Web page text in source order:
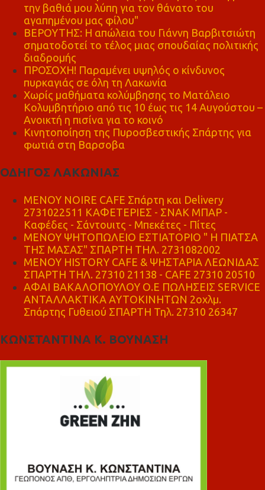
την βαθιά μου λύπη για τον θάνατο του
αγαπημένου μας φίλου"
ΒΕΡΟΥΤΗΣ: Η απώλεια του Γιάννη Βαρβιτσιώτη
σηματοδοτεί το τέλος μιας σπουδαίας πολιτικής
διαδρομής
ΠΡΟΣΟΧΗ! Παραμένει υψηλός ο κίνδυνος
πυρκαγιάς σε όλη τη Λακωνία
Χωρίς μαθήματα κολύμβησης το Ματάλειο
Κολυμβητήριο από τις 10 έως τις 14 Αυγούστου –
Ανοικτή η πισίνα για το κοινό
Κινητοποίηση της Πυροσβεστικής Σπάρτης για
φωτιά στη Βαρσοβα
ΟΔΗΓΟΣ ΛΑΚΩΝΙΑΣ
MENOY NOIRE CAFE Σπάρτη και Delivery
2731022511 ΚΑΦΕΤΕΡΙΕΣ - ΣΝΑΚ ΜΠΑΡ -
Καφέδες - Σάντουιτς - Μπεκέτες - Πίτες
ΜΕΝΟΥ ΨΗΤΟΠΩΛΕΙΟ ΕΣΤΙΑΤΟΡΙΟ " Η ΠΙΑΤΣΑ
ΤΗΣ ΜΑΣΑΣ" ΣΠΑΡΤΗ ΤΗΛ. 2731082002
ΜΕΝΟΥ HISTORY CAFE & ΨΗΣΤΑΡΙΑ ΛΕΩΝΙΔΑΣ
ΣΠΑΡΤΗ ΤΗΛ. 27310 21138 - CAFE 27310 20510
ΑΦΑΙ ΒΑΚΑΛΟΠΟΥΛΟΥ Ο.Ε ΠΩΛΗΣΕΙΣ SERVICE
ΑΝΤΑΛΛΑΚΤΙΚΑ ΑΥΤΟΚΙΝΗΤΩΝ 2οχλμ.
Σπάρτης Γυθειού ΣΠΑΡΤΗ Τηλ. 27310 26347
ΚΩΝΣΤΑΝΤΙΝΑ Κ. ΒΟΥΝΑΣΗ